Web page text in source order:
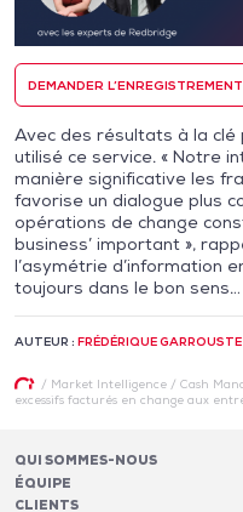
DEMANDER L’ENREGISTREMENT
Avec des résultats à la
utilisé ce service. « Notre
manière significative les
favorise un dialogue plus
opérations de change
business’ important »,
l’asymétrie d’information
toujours dans le bon sens…
AUTEUR : FRÉDÉRIQUE GARROUSTE
/ Market Intelligence/ Cash
excessifs facturés en change aux
QUI SOMMES-NOUS
ÉQUIPE
CLIENTS